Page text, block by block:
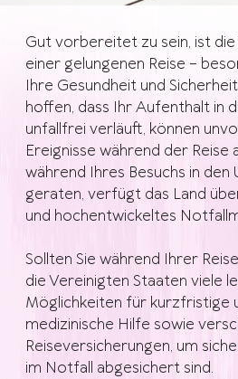
Gut vorbereitet zu sein, ist
einer gelungenen Reise –
Ihre Gesundheit und
hoffen, dass Ihr Aufenthalt in
unfallfrei verläuft, können
Ereignisse während der Reise
während Ihres Besuchs in den
geraten, verfügt das Land
und hochentwickeltes
Sollten Sie während Ihrer
die Vereinigten Staaten viele
Möglichkeiten für kurzfristige
medizinische Hilfe sowie
Reiseversicherungen, um
im Notfall abgesichert sind.